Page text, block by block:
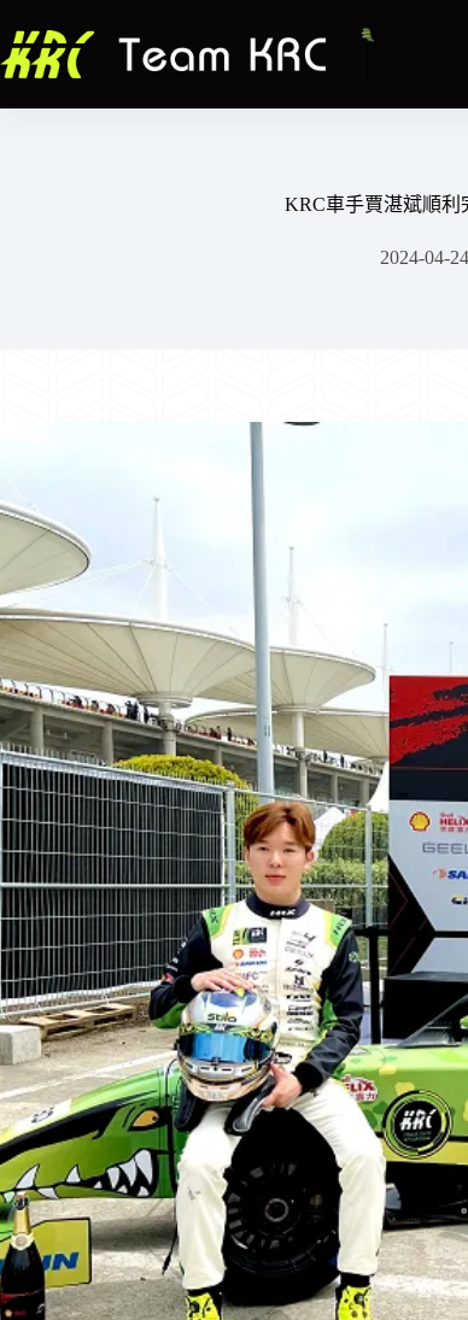
至
主
KRC車手賈湛斌順利
2024-04-24